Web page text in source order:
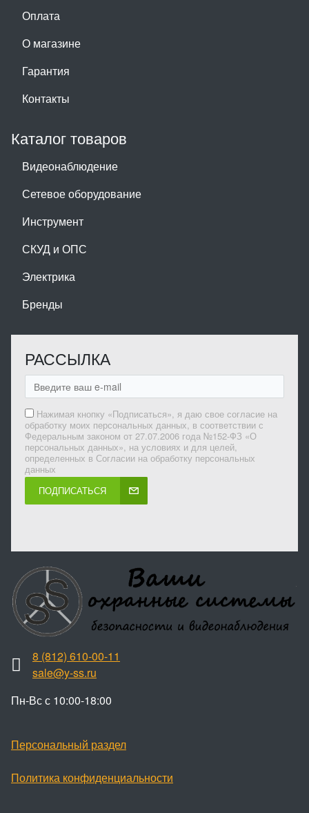
Оплата
О магазине
Гарантия
Контакты
Каталог товаров
Видеонаблюдение
Сетевое оборудование
Инструмент
СКУД и ОПС
Электрика
Бренды
РАССЫЛКА
Нажимая кнопку «Подписаться», я даю свое согласие на
обработку моих персональных данных, в соответствии с
Федеральным законом от 27.07.2006 года №152-ФЗ «О
персональных данных», на условиях и для целей,
определенных в Согласии на обработку персональных
данных
ПОДПИСАТЬСЯ
8 (812) 610-00-11
sale@y-ss.ru
Пн-Вс с 10:00-18:00
Персональный раздел
Политика конфиденциальности